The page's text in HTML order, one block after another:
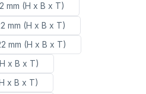
mm (H x B x T)
mm (H x B x T)
mm (H x B x T)
x B x T)
x B x T)